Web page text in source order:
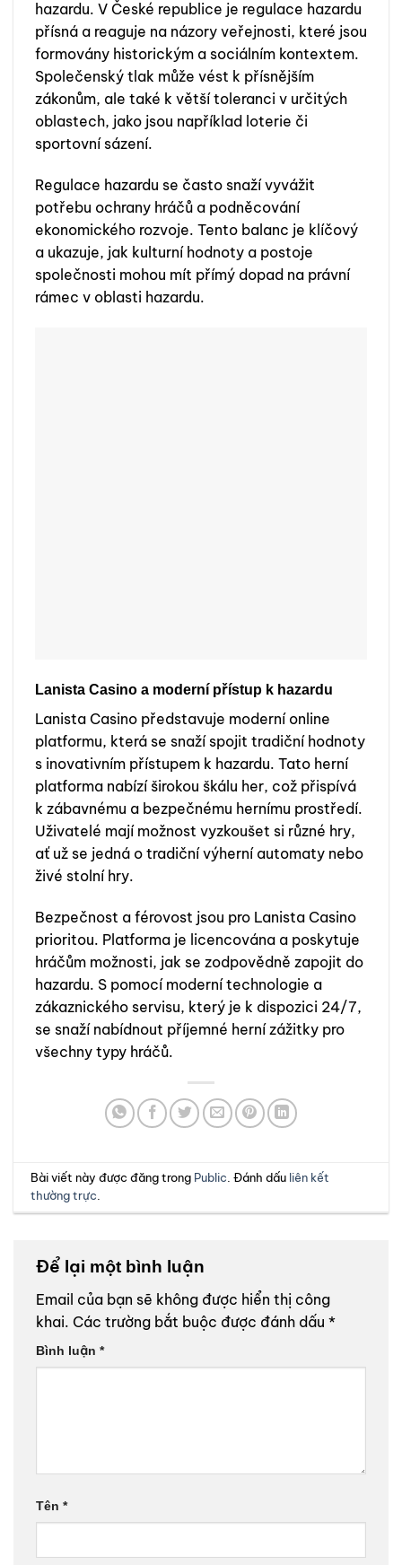
hazardu. V České republice je regulace hazardu
přísná a reaguje na názory veřejnosti, které jsou
formovány historickým a sociálním kontextem.
Společenský tlak může vést k přísnějším
zákonům, ale také k větší toleranci v určitých
oblastech, jako jsou například loterie či
sportovní sázení.
Regulace hazardu se často snaží vyvážit
potřebu ochrany hráčů a podněcování
ekonomického rozvoje. Tento balanc je klíčový
a ukazuje, jak kulturní hodnoty a postoje
společnosti mohou mít přímý dopad na právní
rámec v oblasti hazardu.
Lanista Casino a moderní přístup k hazardu
Lanista Casino představuje moderní online
platformu, která se snaží spojit tradiční hodnoty
s inovativním přístupem k hazardu. Tato herní
platforma nabízí širokou škálu her, což přispívá
k zábavnému a bezpečnému hernímu prostředí.
Uživatelé mají možnost vyzkoušet si různé hry,
ať už se jedná o tradiční výherní automaty nebo
živé stolní hry.
Bezpečnost a férovost jsou pro Lanista Casino
prioritou. Platforma je licencována a poskytuje
hráčům možnosti, jak se zodpovědně zapojit do
hazardu. S pomocí moderní technologie a
zákaznického servisu, který je k dispozici 24/7,
se snaží nabídnout příjemné herní zážitky pro
všechny typy hráčů.
Bài viết này được đăng trong Public . Đánh dấu liên kết
thường trực
Để lại một bình luận
Email của bạn sẽ không được hiển thị công
khai. Các trường bắt buộc được đánh dấu *
Bình luận *
Tên *